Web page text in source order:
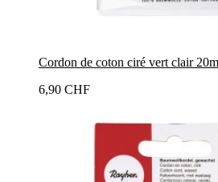
Cordon de coton ciré vert clair 20m
6,90 CHF